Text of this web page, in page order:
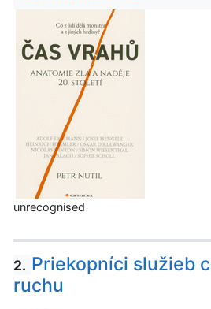
unrecognised
2. Priekopníci služieb
ruchu